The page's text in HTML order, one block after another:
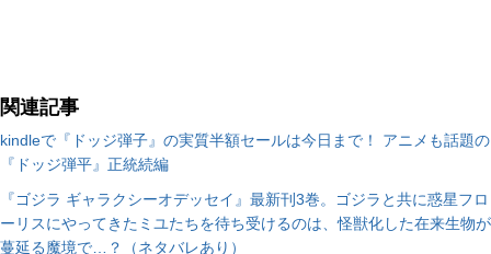
関連記事
kindleで『ドッジ弾子』の実質半額セールは今日まで！ アニメも話題の
『ドッジ弾平』正統続編
『ゴジラ ギャラクシーオデッセイ』最新刊3巻。ゴジラと共に惑星フロ
ーリスにやってきたミユたちを待ち受けるのは、怪獣化した在来生物が
蔓延る魔境で…？（ネタバレあり）